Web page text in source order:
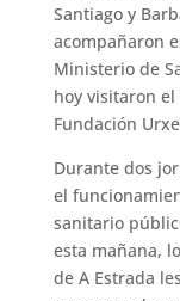
Santiago y
acompañaron
Ministerio de
hoy visitaron
Fundación
Durante dos
el
sanitario
esta mañana,
de A Estrada